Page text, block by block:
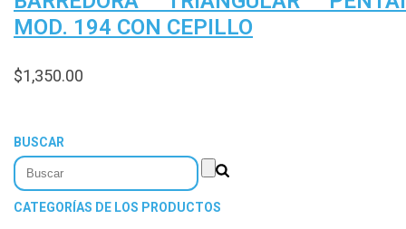
MOD. 194 CON CEPILLO
$1,350.00
BUSCAR
CATEGORÍAS DE LOS PRODUCTOS